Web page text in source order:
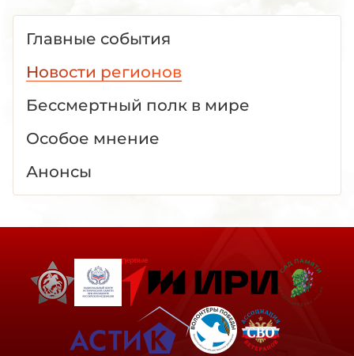
Главные события
Новости регионов
Бессмертный полк в мире
Особое мнение
Анонсы